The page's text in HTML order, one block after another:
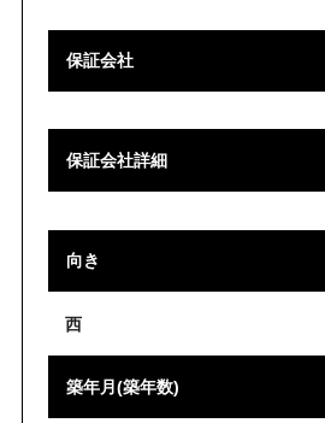
保証会社
保証会社詳細
向き
西
築年月(築年数)